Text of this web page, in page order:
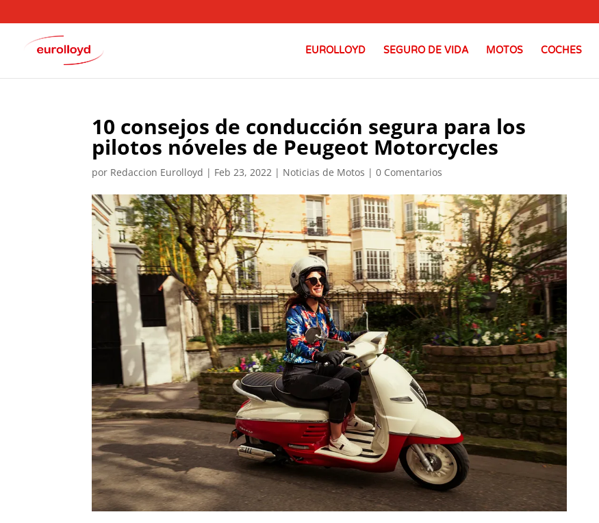
EUROLLOYD SEGURO DE VIDA MOTOS COCHES
10 consejos de conducción segura para los
pilotos nóveles de Peugeot Motorcycles
por Redaccion Eurolloyd | Feb 23, 2022 | Noticias de Motos |0 Comentarios